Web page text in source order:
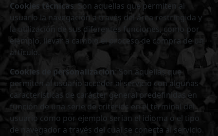
Cookies técnicas: Son aquellas que permiten al
usuario la navegación a través del área restringida y
la utilización de sus diferentes funciones, como por
ejemplo, llevar a cambio el proceso de compra de un
artículo.
Cookies de personalización: Son aquellas que
permiten al usuario acceder al servicio con algunas
características de carácter general predefinidas en
función de una serie de criterios en el terminal del
usuario como por ejemplo serian el idioma o el tipo
de navegador a través del cual se conecta al servicio.